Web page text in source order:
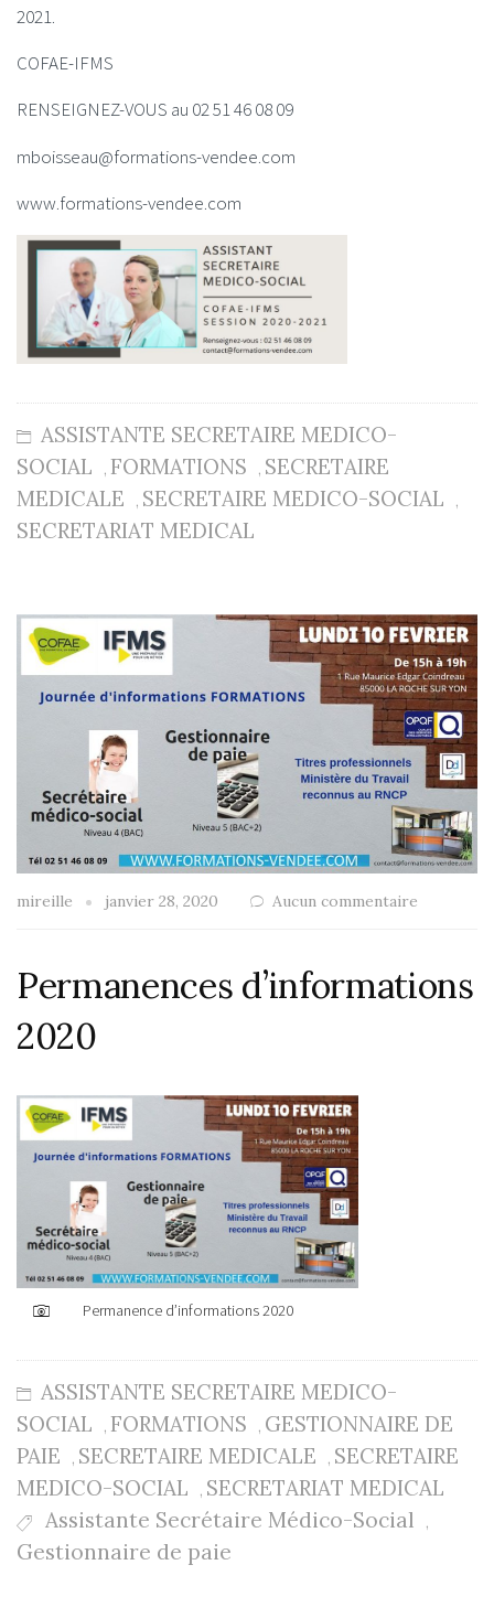
2021.
COFAE-IFMS
RENSEIGNEZ-VOUS au 02 51 46 08 09
mboisseau@formations-vendee.com
www.formations-vendee.com
ASSISTANTE SECRETAIRE MEDICO-
SOCIAL
, FORMATIONS , SECRETAIRE
MEDICALE
, SECRETAIRE MEDICO-SOCIAL ,
SECRETARIAT MEDICAL
mireille janvier 28, 2020 Aucun commentaire
Permanences d’informations
2020
Permanence d’informations 2020
ASSISTANTE SECRETAIRE MEDICO-
SOCIAL
, FORMATIONS , GESTIONNAIRE DE
PAIE
, SECRETAIRE MEDICALE , SECRETAIRE
MEDICO-SOCIAL
, SECRETARIAT MEDICAL
Assistante Secrétaire Médico-Social
,
Gestionnaire de paie